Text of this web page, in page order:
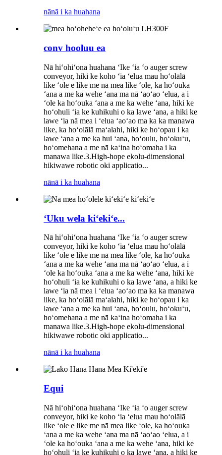
nānā i ka huahana
conv hooluu ea
Nā hiʻohiʻona huahana ʻIke ʻia ʻo auger screw
conveyor, hiki ke koho ʻia ʻelua mau hoʻolālā
like ʻole e like me nā mea like ʻole, ka hoʻouka
ʻana a me ka wehe ʻana ma nā ʻaoʻao ʻelua, a i
ʻole ka hoʻouka ʻana a me ka wehe ʻana, hiki ke
hoʻohuli ʻia ke kuhikuhi o ka lawe ʻana, a hiki ke
lawe ʻia nā mea i ʻelua ʻaoʻao ma ka ka manawa
like, ka hoʻolālā maʻalahi, hiki ke hoʻopau i ka
lawe ʻana a me ka hui ʻana, hoʻoulu, hoʻokuʻu,
hoʻomehana a me nā kaʻina hoʻomaha i ka
manawa like.3.High-hope ekolu-dimensional
hikiwawe robotic oki applicatio...
nānā i ka huahana
ʻUku wela kiʻekiʻe...
Nā hiʻohiʻona huahana ʻIke ʻia ʻo auger screw
conveyor, hiki ke koho ʻia ʻelua mau hoʻolālā
like ʻole e like me nā mea like ʻole, ka hoʻouka
ʻana a me ka wehe ʻana ma nā ʻaoʻao ʻelua, a i
ʻole ka hoʻouka ʻana a me ka wehe ʻana, hiki ke
hoʻohuli ʻia ke kuhikuhi o ka lawe ʻana, a hiki ke
lawe ʻia nā mea i ʻelua ʻaoʻao ma ka ka manawa
like, ka hoʻolālā maʻalahi, hiki ke hoʻopau i ka
lawe ʻana a me ka hui ʻana, hoʻoulu, hoʻokuʻu,
hoʻomehana a me nā kaʻina hoʻomaha i ka
manawa like.3.High-hope ekolu-dimensional
hikiwawe robotic oki applicatio...
nānā i ka huahana
Equi
Nā hiʻohiʻona huahana ʻIke ʻia ʻo auger screw
conveyor, hiki ke koho ʻia ʻelua mau hoʻolālā
like ʻole e like me nā mea like ʻole, ka hoʻouka
ʻana a me ka wehe ʻana ma nā ʻaoʻao ʻelua, a i
ʻole ka hoʻouka ʻana a me ka wehe ʻana, hiki ke
hoʻohuli ʻia ke kuhikuhi o ka lawe ʻana, a hiki ke